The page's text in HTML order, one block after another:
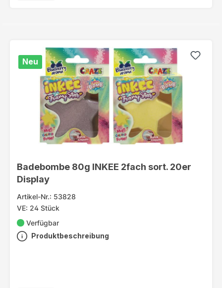
Neu
Badebombe 80g INKEE 2fach sort. 20er
Display
Artikel-Nr.: 53828
VE: 24 Stück
Verfügbar
Produktbeschreibung